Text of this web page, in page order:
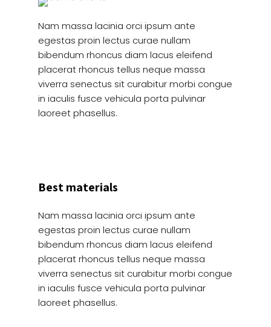
Nam massa lacinia orci ipsum ante
egestas proin lectus curae nullam
bibendum rhoncus diam lacus eleifend
placerat rhoncus tellus neque massa
viverra senectus sit curabitur morbi congue
in iaculis fusce vehicula porta pulvinar
laoreet phasellus.
Best materials
Nam massa lacinia orci ipsum ante
egestas proin lectus curae nullam
bibendum rhoncus diam lacus eleifend
placerat rhoncus tellus neque massa
viverra senectus sit curabitur morbi congue
in iaculis fusce vehicula porta pulvinar
laoreet phasellus.